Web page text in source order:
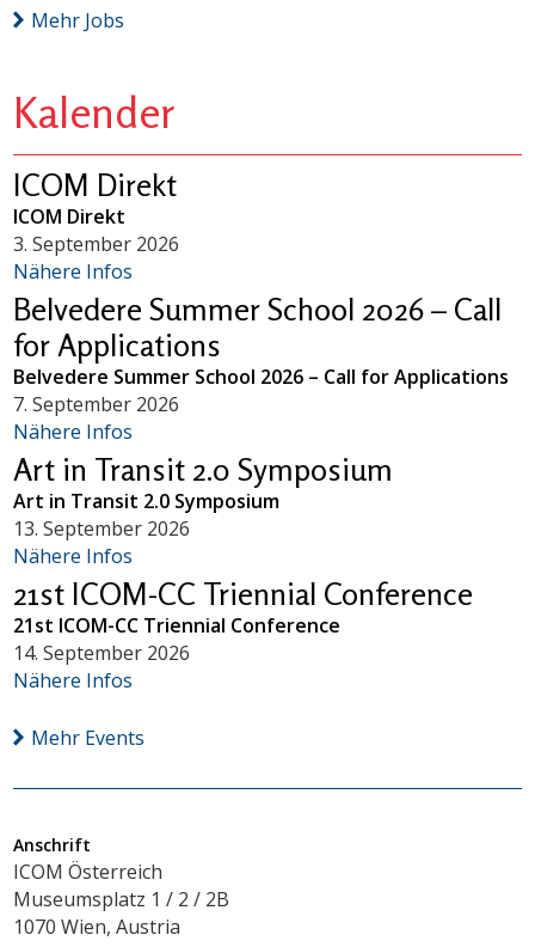
Mehr Jobs
Kalender
ICOM Direkt
ICOM Direkt
3. September 2026
Nähere Infos
Belvedere Summer School 2026 – Call
for Applications
Belvedere Summer School 2026 – Call for Applications
7. September 2026
Nähere Infos
Art in Transit 2.0 Symposium
Art in Transit 2.0 Symposium
13. September 2026
Nähere Infos
21st ICOM-CC Triennial Conference
21st ICOM-CC Triennial Conference
14. September 2026
Nähere Infos
Mehr Events
Anschrift
ICOM Österreich
Museumsplatz 1 / 2 / 2B
1070 Wien, Austria